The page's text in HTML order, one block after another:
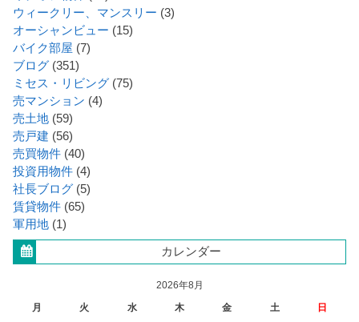
ウィークリー、マンスリー (3)
オーシャンビュー (15)
バイク部屋 (7)
ブログ (351)
ミセス・リビング (75)
売マンション (4)
売土地 (59)
売戸建 (56)
売買物件 (40)
投資用物件 (4)
社長ブログ (5)
賃貸物件 (65)
軍用地 (1)
カレンダー
2026年8月
月
火 水 木 金 土
日